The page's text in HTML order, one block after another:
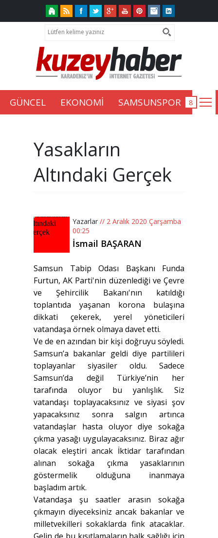
GÜNCEL EKONOMİ SAMSUNSPOR
Yasakların
Altındaki Gerçek
Yazarlar // 2 Aralık 2020 Çarşamba
00:25
İsmail BAŞARAN
Samsun Tabip Odası Başkanı Funda
Furtun, AK Parti'nin düzenlediği ve Çevre
ve Şehircilik Bakanı'nın katıldığı
toplantıda yaşanan korona bulaşına
dikkati çekerek, yerel yöneticileri
vatandaşa örnek olmaya davet etti.
Ve de en azından bir kişi doğruyu söyledi.
Samsun’a bakanlar geldi diye partilileri
toplayanlar siyasiler oldu. Sadece
Samsun’da değil Türkiye’nin her
tarafında oluyor bu yanlışlık. Siz
vatandaşı toplayacaksınız ve siyasi şov
yapacaksınız sonra salgın artınca
vatandaşlar hasta oluyor diye sokağa
çıkma yasağı uygulayacaksınız. Biraz ağır
olacak eleştiri ancak İktidar tarafından
alınan sokağa çıkma yasaklarının
göstermelik olduğuna inanmaya
başladım artık.
Vatandaşa şu saatler arasın sokağa
çıkmayın diyeceksiniz ancak bakanlar ve
milletvekilleri sokaklarda fink atacaklar.